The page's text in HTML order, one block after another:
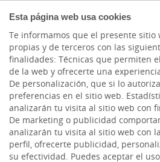
Esta página web usa cookies
Te informamos que el presente sitio
propias y de terceros con las
finalidades: Técnicas que permiten
de la web y ofrecerte una
De personalización, que si lo
preferencias en el sitio web.
analizarán tu visita al sitio web con
De marketing o publicidad
analizarán tu visita al sitio web con
perfil, ofrecerte publicidad,
su efectividad. Puedes aceptar el
Cargando contenido, por
Colaboramos
Federación
Cofradías de